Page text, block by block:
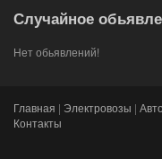
Случайное
Нет обьявлений!
Главная | Электровозы |
Контакты